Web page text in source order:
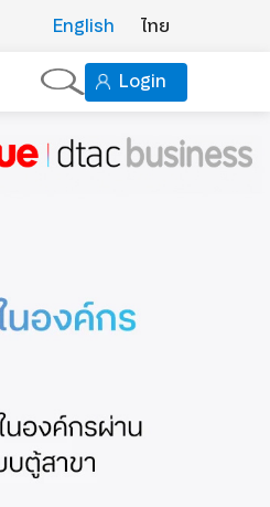
English ไทย
Login